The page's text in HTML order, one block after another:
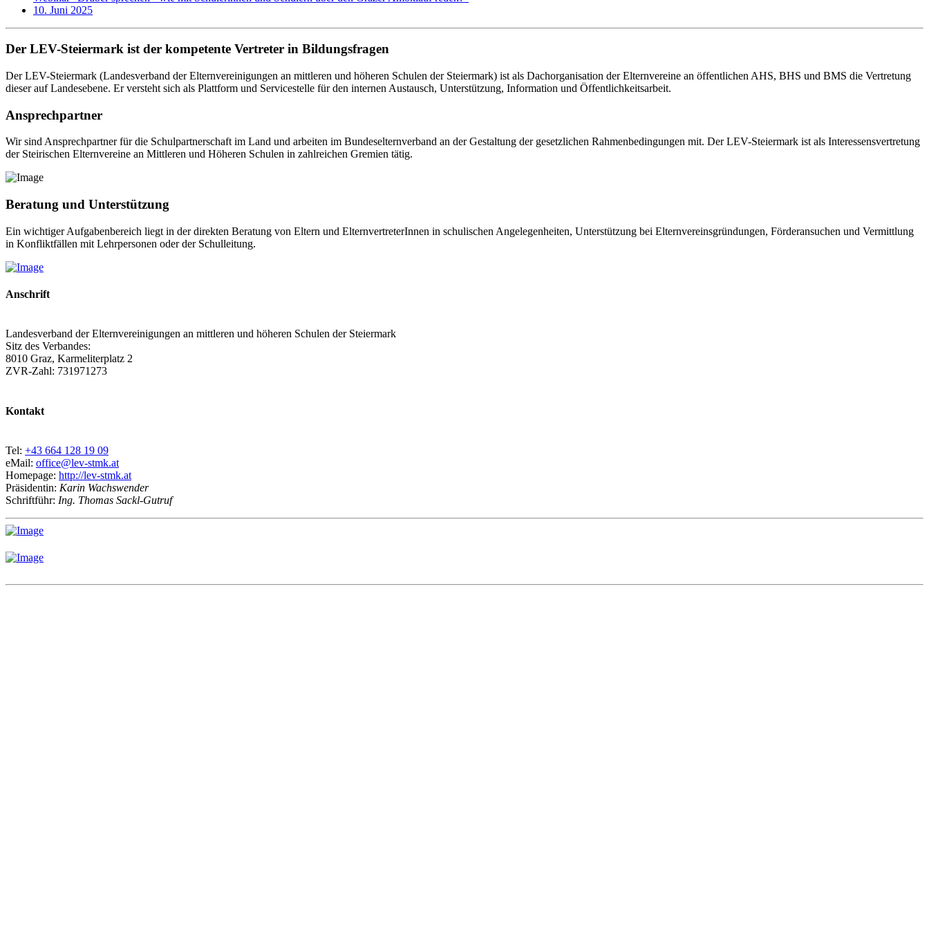
10. Juni 2025
Der LEV-Steiermark ist der kompetente Vertreter in Bildungsfragen
Der LEV-Steiermark (Landesverband der Elternvereinigungen an mittleren und höheren Schulen der Steiermark) ist als Dachorganisation der Elternvereine an öffentlichen AHS, BHS und BMS die Vertretung
dieser auf Landesebene. Er versteht sich als Plattform und Servicestelle für den internen Austausch, Unterstützung, Information und Öffentlichkeitsarbeit.
Ansprechpartner
Wir sind Ansprechpartner für die Schulpartnerschaft im Land und arbeiten im Bundeselternverband an der Gestaltung der gesetzlichen Rahmenbedingungen mit. Der LEV-Steiermark ist als Interessensvertretung
der Steirischen Elternvereine an Mittleren und Höheren Schulen in zahlreichen Gremien tätig.
Beratung und Unterstützung
Ein wichtiger Aufgabenbereich liegt in der direkten Beratung von Eltern und ElternvertreterInnen in schulischen Angelegenheiten, Unterstützung bei Elternvereinsgründungen, Förderansuchen und Vermittlung
in Konfliktfällen mit Lehrpersonen oder der Schulleitung.
Anschrift
Landesverband der Elternvereinigungen an mittleren und höheren Schulen der Steiermark
Sitz des Verbandes:
8010 Graz, Karmeliterplatz 2
ZVR-Zahl: 731971273
Kontakt
Tel: +43 664 128 19 09
eMail: office@lev-stmk.at
Homepage: http://lev-stmk.at
Präsidentin: Karin Wachswender
Schriftführ: Ing. Thomas Sackl-Gutruf